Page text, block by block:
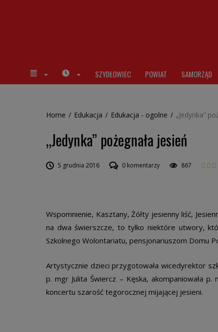
SZYDŁOWIEC POWIAT SAMORZĄD
Home / Edukacja / Edukacja - ogolne / „Jedynka”
„Jedynka” pożegnała jesień
5 grudnia 2016 0 komentarzy 867
Wspomnienie, Kasztany, Żółty jesienny liść,
na dwa świerszcze, to tylko niektóre utwory,
Szkolnego Wolontariatu, pensjonariuszom Domu
Artystycznie dzieci przygotowała wicedyrektor
p. mgr Julita Świercz – Kęska, akompaniowała
koncertu szarość tegorocznej mijającej jesieni.